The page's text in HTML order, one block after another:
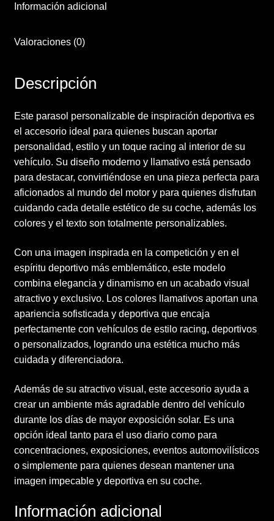
Información adicional
Valoraciones (0)
Descripción
Este parasol personalizable de inspiración deportiva es
el accesorio ideal para quienes buscan aportar
personalidad, estilo y un toque racing al interior de su
vehículo. Su diseño moderno y llamativo está pensado
para destacar, convirtiéndose en una pieza perfecta para
aficionados al mundo del motor y para quienes disfrutan
cuidando cada detalle estético de su coche, además los
colores y el texto son totalmente personalizables.
Con una imagen inspirada en la competición y en el
espíritu deportivo más emblemático, este modelo
combina elegancia y dinamismo en un acabado visual
atractivo y exclusivo. Los colores llamativos aportan una
apariencia sofisticada y deportiva que encaja
perfectamente con vehículos de estilo racing, deportivos
o personalizados, logrando una estética mucho más
cuidada y diferenciadora.
Además de su atractivo visual, este accesorio ayuda a
crear un ambiente más agradable dentro del vehículo
durante los días de mayor exposición solar. Es una
opción ideal tanto para el uso diario como para
concentraciones, exposiciones, eventos automovilísticos
o simplemente para quienes desean mantener una
imagen impecable y deportiva en su coche.
Información adicional